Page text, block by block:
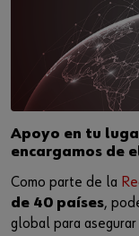
Apoyo en tu
encargamos de
Como parte de la
de 40 países,
global para